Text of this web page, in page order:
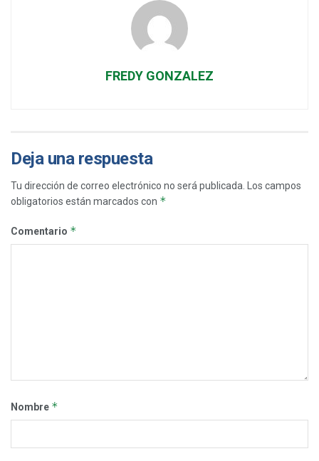
FREDY GONZALEZ
Deja una respuesta
Tu dirección de correo electrónico no será publicada. Los campos
obligatorios están marcados con *
Comentario *
Nombre *